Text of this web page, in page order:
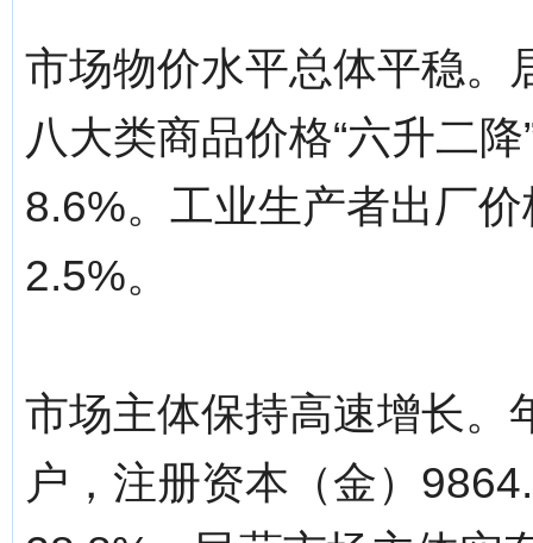
市场物价水平总体平稳。
八大类商品价格“六升二
8.6%。工业生产者出厂
2.5%。
市场主体保持高速增长。
户，注册资本（金）